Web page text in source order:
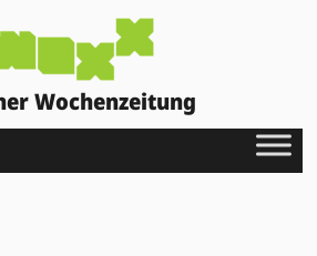
Wochenzeitung